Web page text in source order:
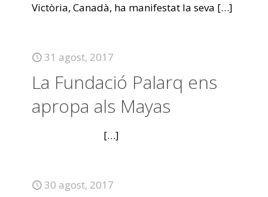
Victòria, Canadà, ha manifestat la seva […]
31 agost, 2017
La Fundació Palarq ens
apropa als Mayas
[…]
30 agost, 2017